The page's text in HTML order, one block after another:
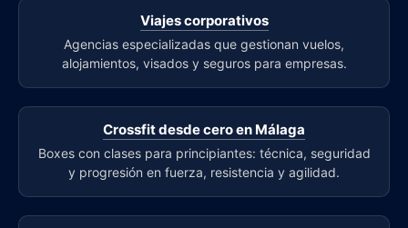
Viajes corporativos
Agencias especializadas que gestionan vuelos,
alojamientos, visados y seguros para empresas.
Crossfit desde cero en Málaga
Boxes con clases para principiantes: técnica, seguridad
y progresión en fuerza, resistencia y agilidad.